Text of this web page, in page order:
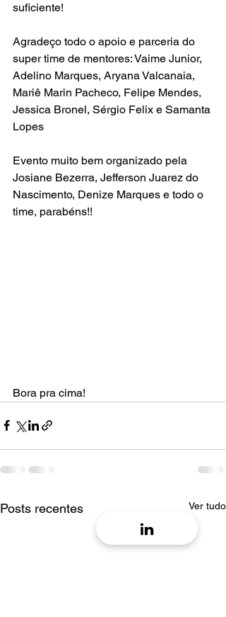
suficiente!
Agradeço todo o apoio e parceria do
super time de mentores: Vaime Junior,
Adelino Marques, Aryana Valcanaia,
Mariê Marin Pacheco, Felipe Mendes,
Jessica Bronel, Sérgio Felix e Samanta
Lopes
Evento muito bem organizado pela
Josiane Bezerra, Jefferson Juarez do
Nascimento, Denize Marques e todo o
time, parabéns!!
Bora pra cima!
Posts recentes Ver tudo